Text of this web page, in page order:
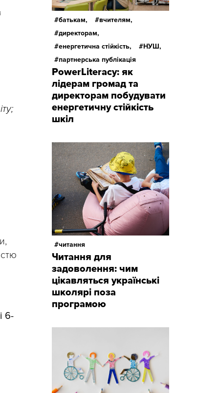
6-
батькам,
вчителям,
директорам,
енергетична стійкість,
НУШ,
партнерська публікація
PowerLiteracy: як
лідерам громад та
директорам побудувати
енергетичну стійкість
шкіл
читання
Читання для
задоволення: чим
цікавляться українські
школярі поза
програмою